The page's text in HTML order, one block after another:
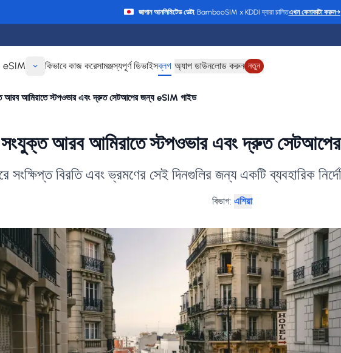
জাপান আনলিমিটেড ডেটা, BambooSIM x KDDI দ্বারা চালিতএখন কেনাকাটা করুন→
eSIM কিভাবে কাজ করেসামঞ্জস্যপূর্ণ ডিভাইসব্লগ অ্যাপ ডাউনলোড করুন নতুন
আরব আমিরাতে স্টপওভার এবং দ্রুত সেটআপের জন্য eSIM গাইড
সংযুক্ত আরব আমিরাতে স্টপওভার এবং দ্রুত
সংক্ষিপ্ত বিরতি এবং ভ্রমণের সেই দিনগুলির জন্য একটি ব্যবহারিক
বিভাগ: এশিয়া